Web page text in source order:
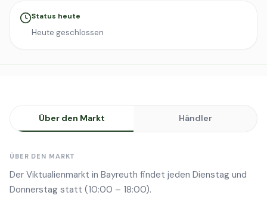
Status heute
Heute geschlossen
Über den Markt Händler
ÜBER DEN MARKT
Der Viktualienmarkt in Bayreuth findet jeden Dienstag und
Donnerstag statt (10:00 – 18:00).